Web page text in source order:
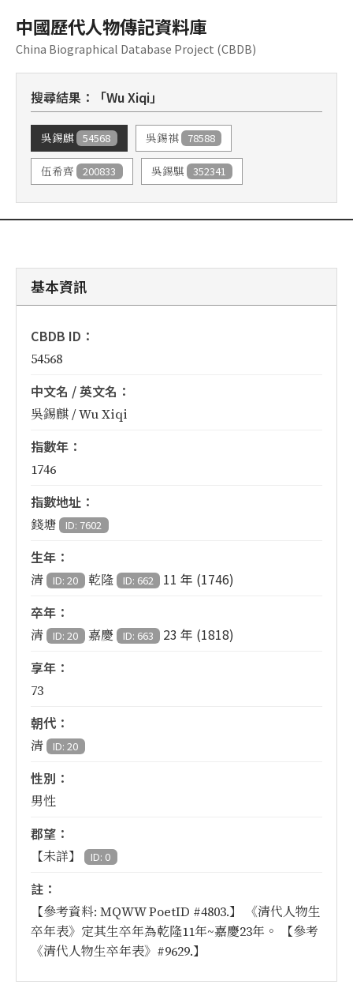
中國歷代人物傳記資料庫
China Biographical Database Project (CBDB)
搜尋結果：「Wu Xiqi」
吳錫麒 54568 吳錫祺 78588
伍希齊 200833 吳錫騏 352341
基本資訊
CBDB ID：
54568
中文名 / 英文名：
吳錫麒 / Wu Xiqi
指數年：
1746
指數地址：
錢塘 ID: 7602
生年：
清 ID: 20 乾隆 ID: 662
11 年 (1746)
卒年：
清 ID: 20 嘉慶 ID: 663
23 年 (1818)
享年：
73
朝代：
清 ID: 20
性別：
男性
郡望：
【未詳】 ID: 0
註：
【參考資料: MQWW PoetID #4803.】 《清代人物生
卒年表》定其生卒年為乾隆11年~嘉慶23年。 【參考
《清代人物生卒年表》#9629.】